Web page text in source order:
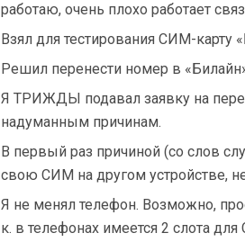
работаю, очень плохо работает
Взял для тестирования СИМ-карту
Решил перенести номер в
Я ТРИЖДЫ подавал заявку на
надуманным причинам.
В первый раз причиной (со слов
свою СИМ на другом устройстве,
Я не менял телефон. Возможно,
к. в телефонах имеется 2 слота